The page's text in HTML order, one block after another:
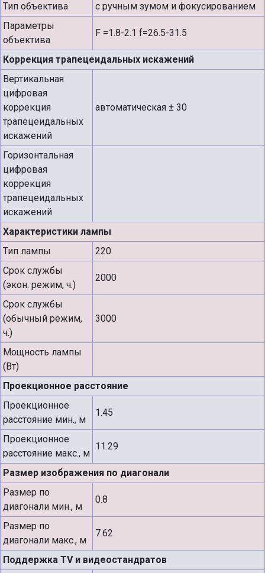
Тип объектива
с ручным зумом и фокусированием
Параметры
объектива
F =1.8-2.1 f=26.5-31.5
Коррекция трапецеидальных искажений
Вертикальная
цифровая
коррекция
трапецеидальных
искажений
автоматическая ± 30
Горизонтальная
цифровая
коррекция
трапецеидальных
искажений
Характеристики лампы
Тип лампы
220
Срок службы
(экон. режим, ч.)
2000
Срок службы
(обычный режим,
ч.)
3000
Мощность лампы
(Вт)
Проекционное расстояние
Проекционное
расстояние мин., м
1.45
Проекционное
расстояние макс., м
11.29
Размер изображения по диагонали
Размер по
диагонали мин., м
0.8
Размер по
диагонали макс., м
7.62
Поддержка TV и видеостандратов